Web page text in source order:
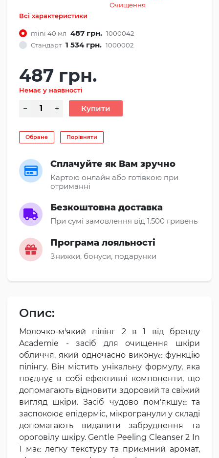
Очищення
Всі характеристики
mini 40 мл 487 грн. 1000042
Стандарт 1 534 грн. 1000002
487 грн.
Немає у наявності
Обране Порівняти
Сплачуйте як Вам зручно
Картою онлайн або готівкою при
отриманні
Безкоштовна доставка
При сумі замовлення від 1.500 гривень
Програма лояльності
Знижки, бонуси, подарунки
Опис:
Молочко-м'який пілінг 2 в 1 від бренду
Academie - засіб для очищення шкіри
обличчя, який одночасно виконує функцію
пілінгу. Він містить унікальну формулу, яка
поєднує в собі ефективні компоненти, що
допомагають відновити здоровий та свіжий
вигляд шкіри. Засіб чудово пом'якшує та
заспокоює епідерміс, мікрогранули у складі
допомагають видалити забруднення та
ороговілу шкіру. Gentle Peeling Cleanser 2 In
1 має легку текстуру та приємний аромат,